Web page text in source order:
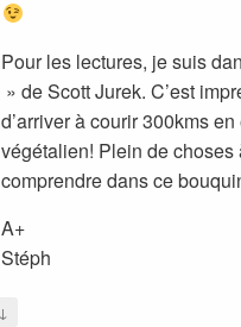
Pour les lectures, je suis
» de Scott Jurek. C’est
d’arriver à courir 300kms en
végétalien! Plein de choses
comprendre dans ce
A+
Stéph
↓